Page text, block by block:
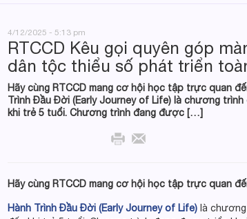
4/12/2025 - 5:13 pm
RTCCD Kêu gọi quyên góp
dân tộc thiểu số phát triển
Hãy cùng RTCCD mang cơ hội học tập trực quan
Trình Đầu Đời (Early Journey of Life) là chương
khi trẻ 5 tuổi. Chương trình đang được […]
Hãy cùng RTCCD mang cơ hội học tập trực quan
Hành Trình Đầu Đời (Early Journey of Life)là chương